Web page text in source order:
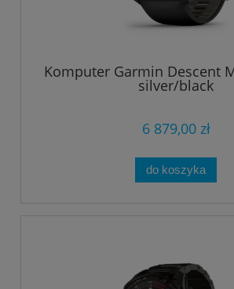
Komputer Garmin Descent
silver/black
6 879,00 zł
do koszyka